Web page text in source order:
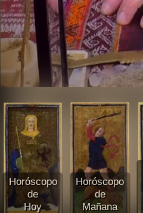
Horóscopo
de
Hoy
Horóscopo
de
Mañana